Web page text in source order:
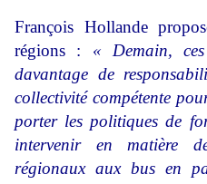
François Hollande
régions : « Demain,
davantage de
collectivité compétente
porter les politiques de
intervenir en matière
régionaux aux bus en